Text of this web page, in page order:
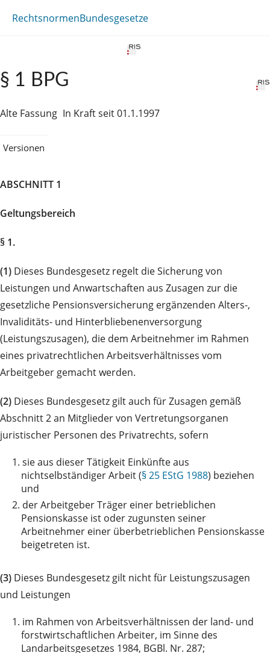
RechtsnormenBundesgesetze
§ 1 BPG
Alte Fassung In Kraft seit 01.1.1997
Versionen
ABSCHNITT 1
Geltungsbereich
§ 1.
(1) Dieses Bundesgesetz regelt die Sicherung von
Leistungen und Anwartschaften aus Zusagen zur die
gesetzliche Pensionsversicherung ergänzenden Alters-,
Invaliditäts- und Hinterbliebenenversorgung
(Leistungszusagen), die dem Arbeitnehmer im Rahmen
eines privatrechtlichen Arbeitsverhältnisses vom
Arbeitgeber gemacht werden.
(2) Dieses Bundesgesetz gilt auch für Zusagen gemäß
Abschnitt 2 an Mitglieder von Vertretungsorganen
juristischer Personen des Privatrechts, sofern
1. sie aus dieser Tätigkeit Einkünfte aus
nichtselbständiger Arbeit (§ 25 EStG 1988) beziehen
und
2. der Arbeitgeber Träger einer betrieblichen
Pensionskasse ist oder zugunsten seiner
Arbeitnehmer einer überbetrieblichen Pensionskasse
beigetreten ist.
(3) Dieses Bundesgesetz gilt nicht für Leistungszusagen
und Leistungen
1. im Rahmen von Arbeitsverhältnissen der land- und
forstwirtschaftlichen Arbeiter, im Sinne des
Landarbeitsgesetzes 1984, BGBl. Nr. 287;